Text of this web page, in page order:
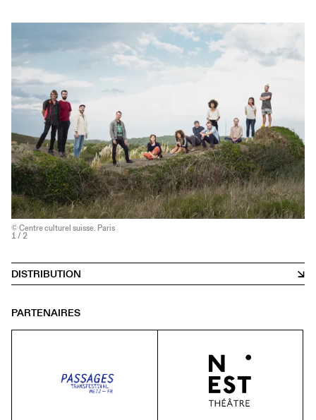
© Centre culturel suisse. Paris
1 / 2
DISTRIBUTION
PARTENAIRES